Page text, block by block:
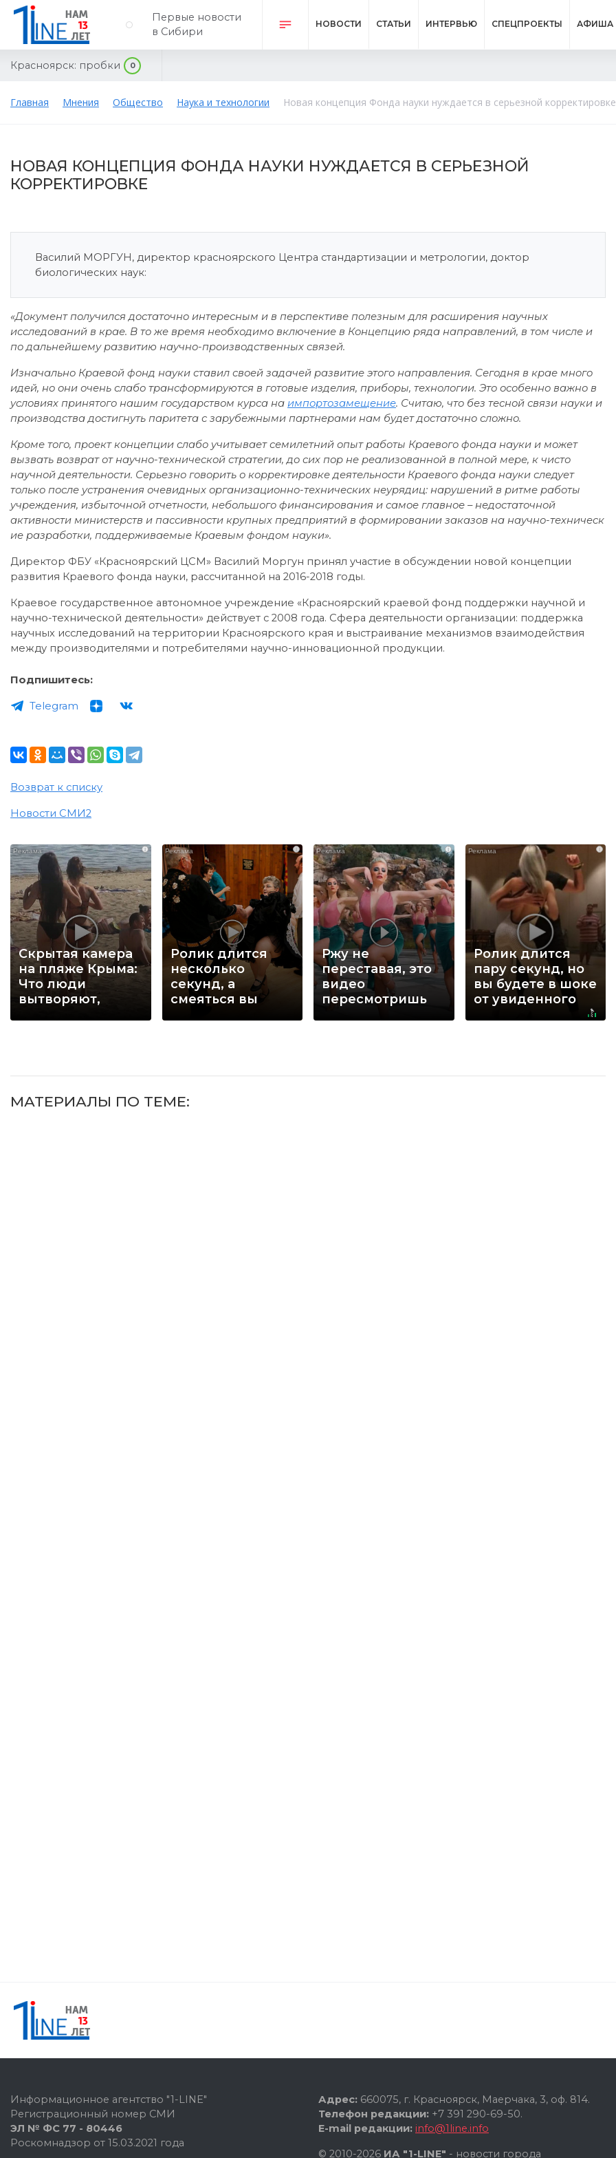
Первые новости
в Сибири
НОВОСТИ СТАТЬИ ИНТЕРВЬЮ СПЕЦПРОЕКТЫ АФИША
Красноярск: пробки 0
Главная Мнения Общество Наука и технологии Новая концепция Фонда науки нуждается в серьезной корректировке
НОВАЯ КОНЦЕПЦИЯ ФОНДА НАУКИ НУЖДАЕТСЯ В СЕРЬЕЗНОЙ
КОРРЕКТИРОВКЕ
Василий МОРГУН, директор красноярского Центра стандартизации и метрологии, доктор
биологических наук:
«Документ получился достаточно интересным и в перспективе полезным для расширения научных
исследований в крае. В то же время необходимо включение в Концепцию ряда направлений, в том числе и
по дальнейшему развитию научно-производственных связей.
Изначально Краевой фонд науки ставил своей задачей развитие этого направления. Сегодня в крае много
идей, но они очень слабо трансформируются в готовые изделия, приборы, технологии. Это особенно важно в
условиях принятого нашим государством курса на импортозамещение. Считаю, что без тесной связи науки и
производства достигнуть паритета с зарубежными партнерами нам будет достаточно сложно.
Кроме того, проект концепции слабо учитывает семилетний опыт работы Краевого фонда науки и может
вызвать возврат от научно-технической стратегии, до сих пор не реализованной в полной мере, к чисто
научной деятельности. Серьезно говорить о корректировке деятельности Краевого фонда науки следует
только после устранения очевидных организационно-технических неурядиц: нарушений в ритме работы
учреждения, избыточной отчетности, небольшого финансирования и самое главное – недостаточной
активности министерств и пассивности крупных предприятий в формировании заказов на научно-техническ
ие разработки, поддерживаемые Краевым фондом науки».
Директор ФБУ «Красноярский ЦСМ» Василий Моргун принял участие в обсуждении новой концепции
развития Краевого фонда науки, рассчитанной на 2016-2018 годы.
Краевое государственное автономное учреждение «Красноярский краевой фонд поддержки научной и
научно-технической деятельности» действует с 2008 года. Сфера деятельности организации: поддержка
научных исследований на территории Красноярского края и выстраивание механизмов взаимодействия
между производителями и потребителями научно-инновационной продукции.
Подпишитесь:
Telegram
Возврат к списку
Новости СМИ2
i
Скрытая камера
на пляже Крыма:
Что люди
вытворяют,
i
Ролик длится
несколько
секунд, а
смеяться вы
i
Ржу не
переставая, это
видео
пересмотришь
i
Ролик длится
пару секунд, но
вы будете в шоке
от увиденного
МАТЕРИАЛЫ ПО ТЕМЕ:
Информационное агентство "1-LINE"
Регистрационный номер СМИ
ЭЛ № ФС 77 - 80446
Роскомнадзор от 15.03.2021 года
Адрес: 660075, г. Красноярск, Маерчака, 3, оф. 814.
Телефон редакции: +7 391 290-69-50.
E-mail редакции: info@1line.info
© 2010-2026 ИА "1-LINE" - новости города